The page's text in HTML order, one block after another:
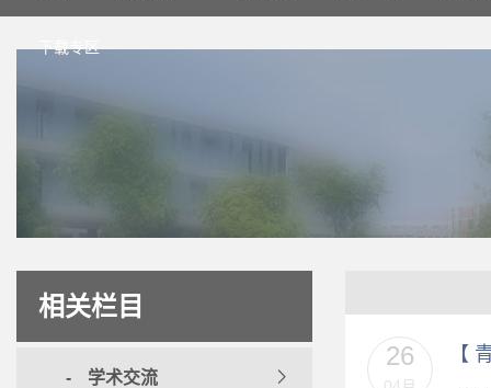
下载专区
相关栏目
学术交流
26 【